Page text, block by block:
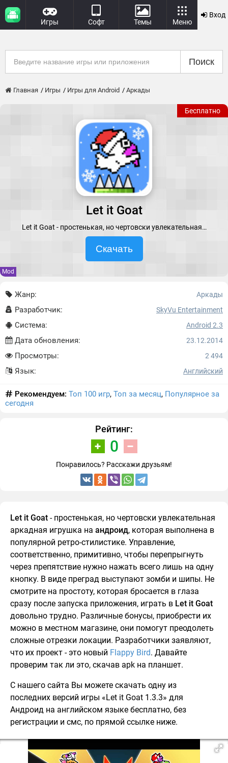
Игры Софт Темы Меню
Вход
Поиск
Главная Игры Игры для Android Аркады
Бесплатно
Let it Goat
Let it Goat - простенькая, но чертовски увлекательная…
Скачать
Mod
Жанр: Аркады
Разработчик: SkyVu Entertainment
Система: Android 2.3
Дата обновления: 23.12.2014
Просмотры: 2 494
Язык: Английский
Рекомендуем: Топ 100 игр, Топ за месяц, Популярное за
сегодня
Рейтинг:
0
Понравилось? Расскажи друзьям!
Let it Goat - простенькая, но чертовски увлекательная
аркадная игрушка на андроид, которая выполнена в
популярной ретро-стилистике. Управление,
соответственно, примитивно, чтобы перепрыгнуть
через препятствие нужно нажать всего лишь на одну
кнопку. В виде преград выступают зомби и шипы. Не
смотрите на простоту, которая бросается в глаза
сразу после запуска приложения, играть в Let it Goat
довольно трудно. Различные бонусы, приобрести их
можно в местном магазине, они помогут преодолеть
сложные отрезки локации. Разработчики заявляют,
что их проект - это новый Flappy Bird. Давайте
проверим так ли это, скачав apk на планшет.
С нашего сайта Вы можете скачать одну из
последних версий игры «Let it Goat 1.3.3» для
Андроид на английском языке бесплатно, без
регистрации и смс, по прямой ссылке ниже.